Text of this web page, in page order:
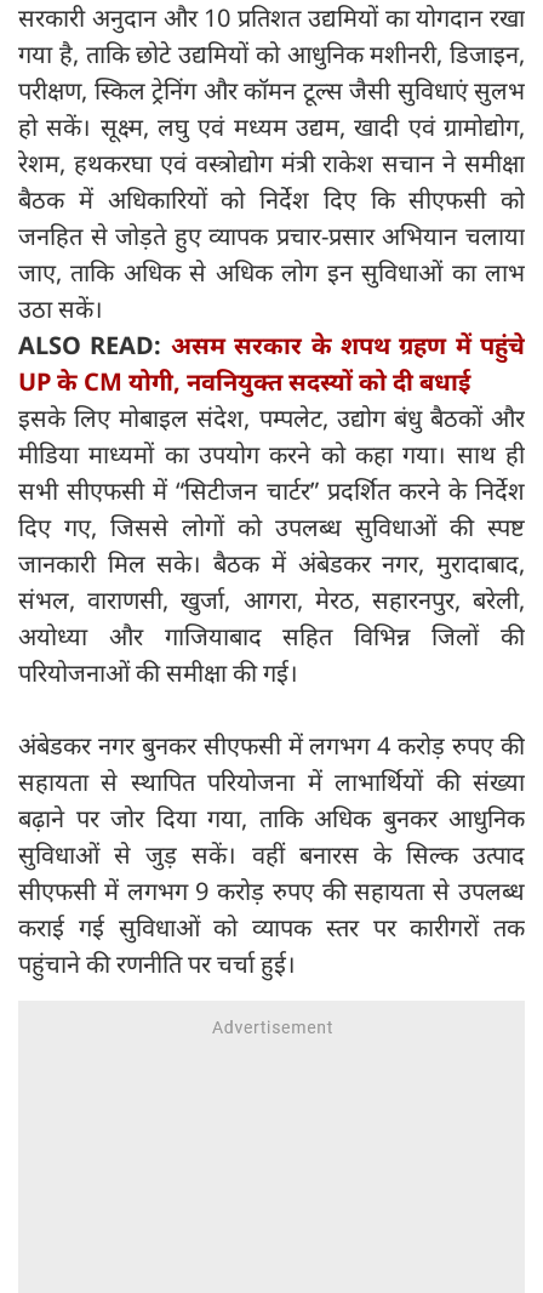
सरकारी अनुदान और 10 प्रतिशत उद्यमियों का योगदान रखा
गया है, ताकि छोटे उद्यमियों को आधुनिक मशीनरी, डिजाइन,
परीक्षण, स्किल ट्रेनिंग और कॉमन टूल्स जैसी सुविधाएं सुलभ
हो सकें। सूक्ष्म, लघु एवं मध्यम उद्यम, खादी एवं ग्रामोद्योग,
रेशम, हथकरघा एवं वस्त्रोद्योग मंत्री राकेश सचान ने समीक्षा
बैठक में अधिकारियों को निर्देश दिए कि सीएफसी को
जनहित से जोड़ते हुए व्यापक प्रचार-प्रसार अभियान चलाया
जाए, ताकि अधिक से अधिक लोग इन सुविधाओं का लाभ
उठा सकें।
ALSO READ: असम सरकार के शपथ ग्रहण में पहुंचे
UP के CM योगी, नवनियुक्त सदस्यों को दी बधाई
इसके लिए मोबाइल संदेश, पम्पलेट, उद्योग बंधु बैठकों और
मीडिया माध्यमों का उपयोग करने को कहा गया। साथ ही
सभी सीएफसी में “सिटीजन चार्टर” प्रदर्शित करने के निर्देश
दिए गए, जिससे लोगों को उपलब्ध सुविधाओं की स्पष्ट
जानकारी मिल सके। बैठक में अंबेडकर नगर, मुरादाबाद,
संभल, वाराणसी, खुर्जा, आगरा, मेरठ, सहारनपुर, बरेली,
अयोध्या और गाजियाबाद सहित विभिन्न जिलों की
परियोजनाओं की समीक्षा की गई।
अंबेडकर नगर बुनकर सीएफसी में लगभग 4 करोड़ रुपए की
सहायता से स्थापित परियोजना में लाभार्थियों की संख्या
बढ़ाने पर जोर दिया गया, ताकि अधिक बुनकर आधुनिक
सुविधाओं से जुड़ सकें। वहीं बनारस के सिल्क उत्पाद
सीएफसी में लगभग 9 करोड़ रुपए की सहायता से उपलब्ध
कराई गई सुविधाओं को व्यापक स्तर पर कारीगरों तक
पहुंचाने की रणनीति पर चर्चा हुई।